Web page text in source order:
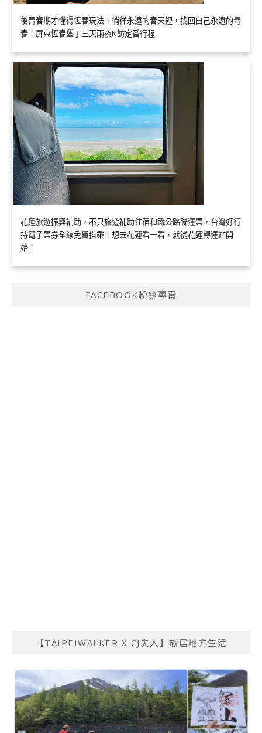
後青春期才懂得恆春玩法！徜徉永遠的春天裡，找回自己永遠的青
春！屏東恆春墾丁三天兩夜N訪定番行程
花蓮旅遊振興補助，不只旅遊補助住宿和鐵公路聯運票，台灣好行
持電子票券全線免費搭乘！想去花蓮看一看，就從花蓮轉運站開
始！
FACEBOOK粉絲專頁
【TAIPEIWALKER X CJ夫人】旅居地方生活